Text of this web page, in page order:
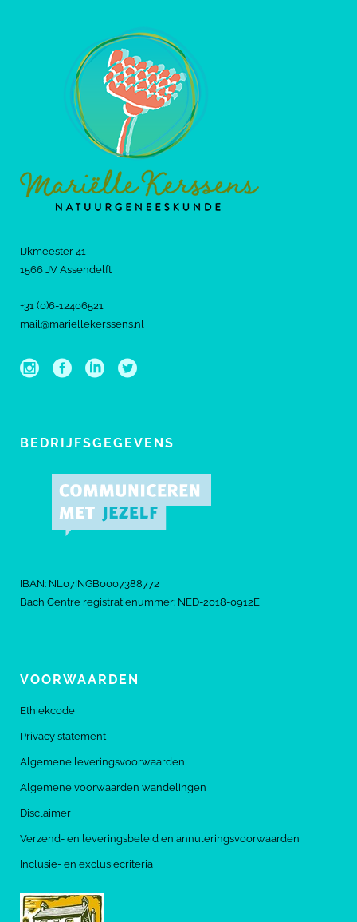
IJkmeester 41
1566 JV Assendelft
+31 (0)6-12406521
mail@mariellekerssens.nl
BEDRIJFSGEGEVENS
IBAN: NL07INGB0007388772
Bach Centre registratienummer: NED-2018-0912E
VOORWAARDEN
Ethiekcode
Privacy statement
Algemene leveringsvoorwaarden
Algemene voorwaarden wandelingen
Disclaimer
Verzend- en leveringsbeleid en annuleringsvoorwaarden
Inclusie- en exclusiecriteria